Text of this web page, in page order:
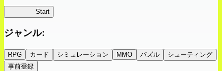
Start
ジャンル:
RPG カード シミュレーション MMO パズル
シューティング
事前登録